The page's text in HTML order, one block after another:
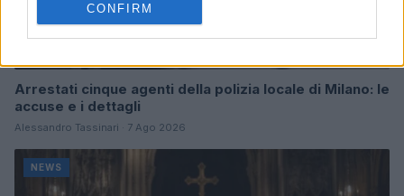
CONFIRM
Arrestati cinque agenti della polizia locale di Milano: le
accuse e i dettagli
Alessandro Tassinari · 7 Ago 2026
NEWS